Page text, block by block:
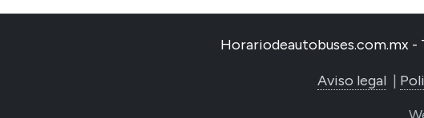
Horariodeautobuses.com.mx
Aviso legal |